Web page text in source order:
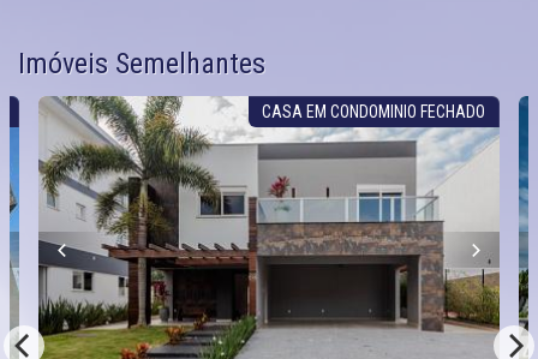
Imóveis Semelhantes
CASA EM CONDOMINIO FECHADO